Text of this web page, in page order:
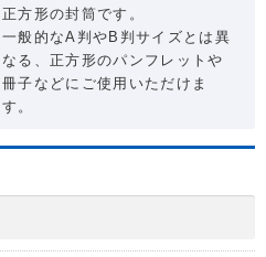
正方形の封筒です。
一般的なA判やB判サイズとは異
なる、正方形のパンフレットや
冊子などにご使用いただけま
す。